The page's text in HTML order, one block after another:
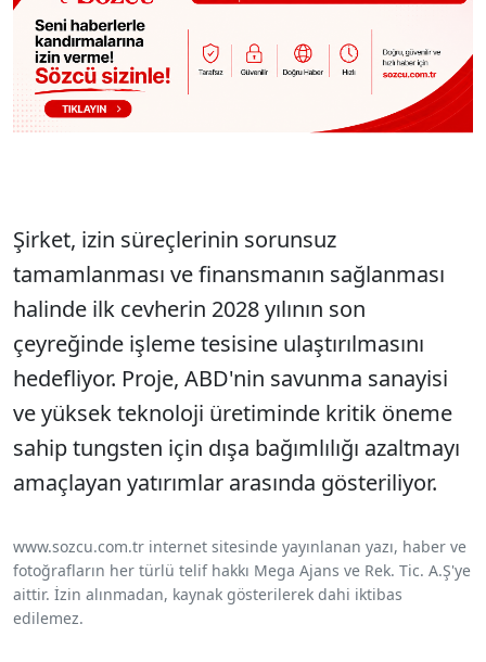
Şirket, izin süreçlerinin sorunsuz
tamamlanması ve finansmanın sağlanması
halinde ilk cevherin 2028 yılının son
çeyreğinde işleme tesisine ulaştırılmasını
hedefliyor. Proje, ABD'nin savunma sanayisi
ve yüksek teknoloji üretiminde kritik öneme
sahip tungsten için dışa bağımlılığı azaltmayı
amaçlayan yatırımlar arasında gösteriliyor.
www.sozcu.com.tr internet sitesinde yayınlanan yazı, haber ve
fotoğrafların her türlü telif hakkı Mega Ajans ve Rek. Tic. A.Ş'ye
aittir. İzin alınmadan, kaynak gösterilerek dahi iktibas
edilemez.